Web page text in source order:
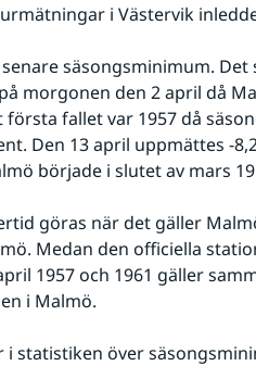
i Västervik
säsongsminimum. Det
morgonen den 2 april då
första fallet var 1957 då
Den 13 april uppmättes -
började i slutet av mars
göras när det gäller
Medan den officiella
1957 och 1961 gäller
i Malmö.
statistiken över